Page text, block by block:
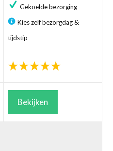
Gekoelde bezorging
Kies zelf bezorgdag &
tijdstip
Bekijken